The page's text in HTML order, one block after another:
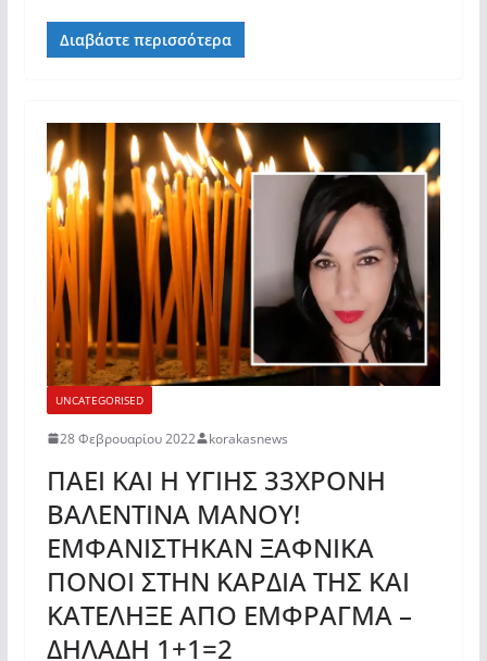
Διαβάστε περισσότερα
UNCATEGORISED
28 Φεβρουαρίου 2022 korakasnews
ΠΑΕΙ ΚΑΙ Η ΥΓΙΗΣ 33ΧΡΟΝΗ
ΒΑΛΕΝΤΙΝΑ ΜΑΝΟΥ!
ΕΜΦΑΝΙΣΤΗΚΑΝ ΞΑΦΝΙΚΑ
ΠΟΝΟΙ ΣΤΗΝ ΚΑΡΔΙΑ ΤΗΣ ΚΑΙ
ΚΑΤΕΛΗΞΕ ΑΠΟ ΕΜΦΡΑΓΜΑ –
ΔΗΛΑΔΗ 1+1=2